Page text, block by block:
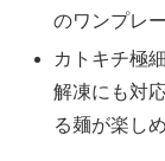
のワンプレ
カトキチ極
解凍にも対
る麺が楽し